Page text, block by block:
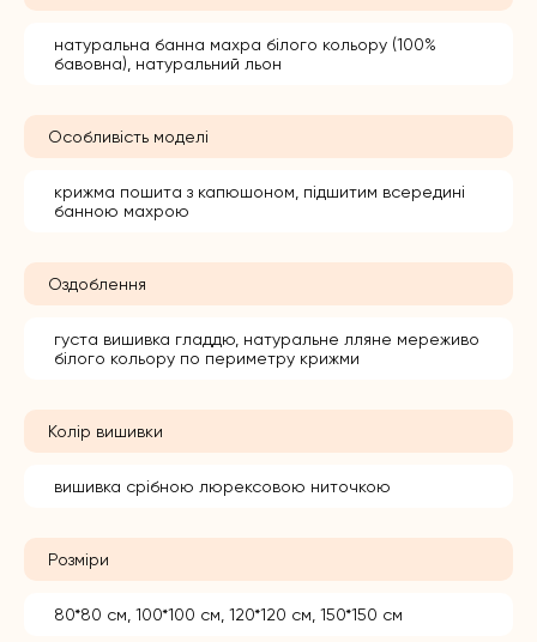
натуральна банна махра білого кольору (100%
бавовна), натуральний льон
Особливість моделі
крижма пошита з капюшоном, підшитим всередині
банною махрою
Оздоблення
густа вишивка гладдю, натуральне лляне мереживо
білого кольору по периметру крижми
Колір вишивки
вишивка срібною люрексовою ниточкою
Розміри
80*80 см, 100*100 см, 120*120 см, 150*150 см